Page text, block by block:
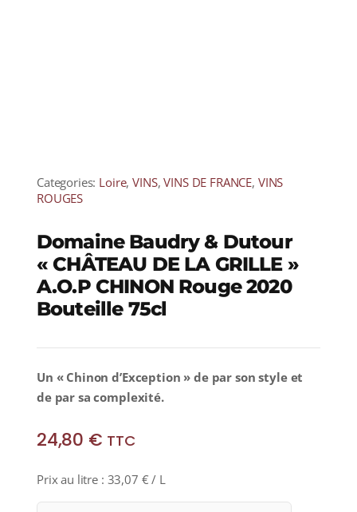
Categories: Loire,VINS,VINS DE FRANCE, VINS
ROUGES
Domaine Baudry & Dutour
« CHÂTEAU DE LA GRILLE »
A.O.P CHINON Rouge 2020
Bouteille 75cl
Un « Chinon d’Exception » de par son style et
de par sa complexité.
24,80 € TTC
Prix au litre : 33,07 € / L